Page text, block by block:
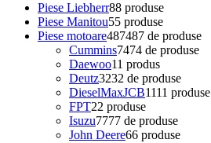
Piese Liebherr88 produse
Piese Manitou55 produse
Piese motoare487487 de produse
Cummins7474 de produse
Daewoo11 produs
Deutz3232 de produse
DieselMaxJCB1111 produse
FPT22 produse
Isuzu7777 de produse
John Deere66 produse